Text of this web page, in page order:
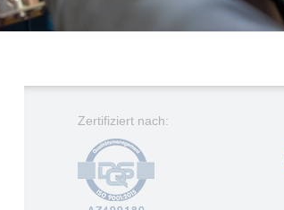
Zertifiziert nach: